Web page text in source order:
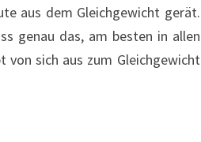
aus dem Gleichgewicht gerät.
genau das, am besten in allen
von sich aus zum Gleichgewicht